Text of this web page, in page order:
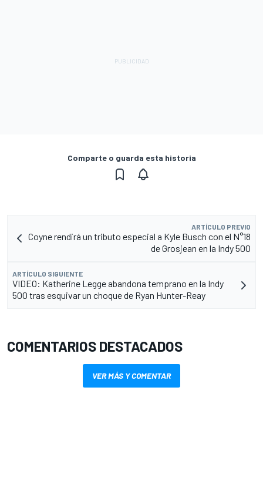
Comparte o guarda esta historia
ARTÍCULO PREVIO
Coyne rendirá un tributo especial a Kyle Busch con el N°18
de Grosjean en la Indy 500
ARTÍCULO SIGUIENTE
VIDEO: Katherine Legge abandona temprano en la Indy
500 tras esquivar un choque de Ryan Hunter-Reay
COMENTARIOS DESTACADOS
VER MÁS Y COMENTAR